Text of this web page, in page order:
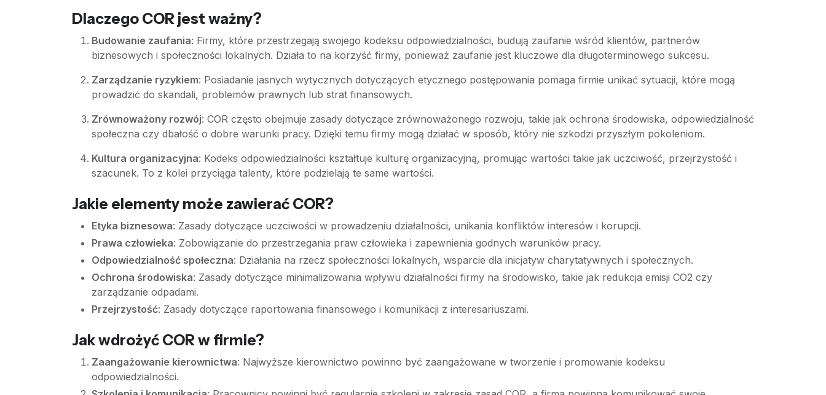
Dlaczego COR jest ważny?
Budowanie zaufania: Firmy, które przestrzegają swojego kodeksu odpowiedzialności, budują zaufanie wśród klientów, partnerów
biznesowych i społeczności lokalnych. Działa to na korzyść firmy, ponieważ zaufanie jest kluczowe dla długoterminowego sukcesu.
Zarządzanie ryzykiem: Posiadanie jasnych wytycznych dotyczących etycznego postępowania pomaga firmie unikać sytuacji, które mogą
prowadzić do skandali, problemów prawnych lub strat finansowych.
Zrównoważony rozwój: COR często obejmuje zasady dotyczące zrównoważonego rozwoju, takie jak ochrona środowiska, odpowiedzialność
społeczna czy dbałość o dobre warunki pracy. Dzięki temu firmy mogą działać w sposób, który nie szkodzi przyszłym pokoleniom.
Kultura organizacyjna: Kodeks odpowiedzialności kształtuje kulturę organizacyjną, promując wartości takie jak uczciwość, przejrzystość i
szacunek. To z kolei przyciąga talenty, które podzielają te same wartości.
Jakie elementy może zawierać COR?
Etyka biznesowa: Zasady dotyczące uczciwości w prowadzeniu działalności, unikania konfliktów interesów i korupcji.
Prawa człowieka: Zobowiązanie do przestrzegania praw człowieka i zapewnienia godnych warunków pracy.
Odpowiedzialność społeczna: Działania na rzecz społeczności lokalnych, wsparcie dla inicjatyw charytatywnych i społecznych.
Ochrona środowiska: Zasady dotyczące minimalizowania wpływu działalności firmy na środowisko, takie jak redukcja emisji CO2 czy
zarządzanie odpadami.
Przejrzystość: Zasady dotyczące raportowania finansowego i komunikacji z interesariuszami.
Jak wdrożyć COR w firmie?
Zaangażowanie kierownictwa: Najwyższe kierownictwo powinno być zaangażowane w tworzenie i promowanie kodeksu
odpowiedzialności.